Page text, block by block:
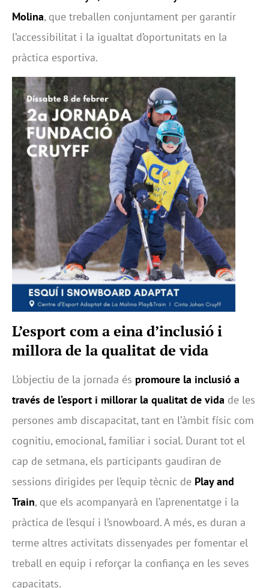
Molina, que treballen conjuntament per garantir
l’accessibilitat i la igualtat d’oportunitats en la
pràctica esportiva.
L’esport com a eina d’inclusió i
millora de la qualitat de vida
L’objectiu de la jornada és promoure la inclusió a
través de l’esport i millorar la qualitat de vida de les
persones amb discapacitat, tant en l’àmbit físic com
cognitiu, emocional, familiar i social. Durant tot el
cap de setmana, els participants gaudiran de
sessions dirigides per l’equip tècnic de Play and
Train, que els acompanyarà en l’aprenentatge i la
pràctica de l’esquí i l’snowboard. A més, es duran a
terme altres activitats dissenyades per fomentar el
treball en equip i reforçar la confiança en les seves
capacitats.